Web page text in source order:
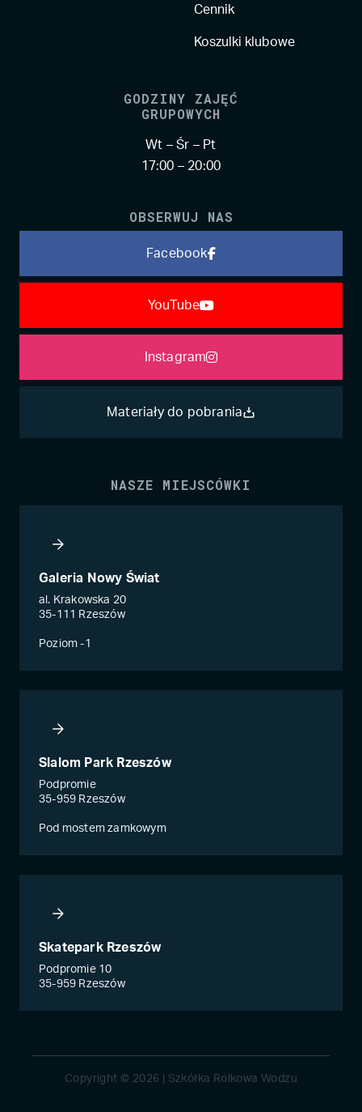
Cennik
Koszulki klubowe
GODZINY ZAJĘĆ
GRUPOWYCH
Wt – Śr – Pt
17:00 – 20:00
OBSERWUJ NAS
Facebook
YouTube
Instagram
Materiały do pobrania
NASZE MIEJSCÓWKI
Galeria Nowy Świat
al. Krakowska 20
35-111 Rzeszów
Poziom -1
Slalom Park Rzeszów
Podpromie
35-959 Rzeszów
Pod mostem zamkowym
Skatepark Rzeszów
Podpromie 10
35-959 Rzeszów
Copyright © 2026 | Szkółka Rolkowa Wodzu